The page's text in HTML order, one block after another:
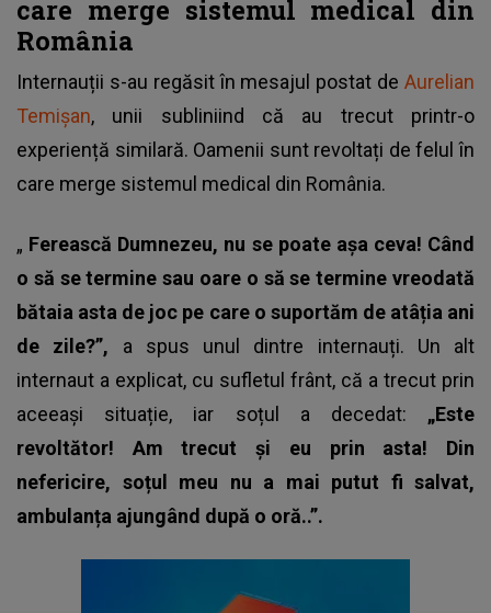
care merge sistemul medical din
România
Internauții s-au regăsit în mesajul postat de Aurelian
Temișan, unii subliniind că au trecut printr-o
experiență similară. Oamenii sunt revoltați de felul în
care merge sistemul medical din România.
„ Ferească Dumnezeu, nu se poate așa ceva! Când
o să se termine sau oare o să se termine vreodată
bătaia asta de joc pe care o suportăm de atâția ani
de zile?”, a spus unul dintre internauți. Un alt
internaut a explicat, cu sufletul frânt, că a trecut prin
aceeași situație, iar soțul a decedat: „Este
revoltător! Am trecut și eu prin asta! Din
nefericire, soțul meu nu a mai putut fi salvat,
ambulanța ajungând după o oră..”.